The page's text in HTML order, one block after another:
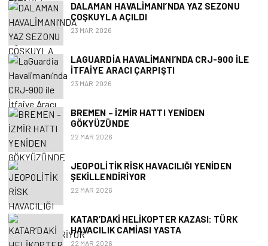
DALAMAN HAVALIMANI’NDA YAZ SEZONU
COŞKUYLA AÇILDI
23 MAR 2026
LAGUARDIA HAVALIMANI’NDA CRJ-900 ILE
İTFAIYE ARACI ÇARPIŞTI
23 MAR 2026
BREMEN – İZMIR HATTI YENIDEN
GÖKYÜZÜNDE
22 MAR 2026
JEOPOLITIK RISK HAVACILIĞI YENIDEN
ŞEKILLENDIRIYOR
22 MAR 2026
KATAR’DAKI HELIKOPTER KAZASI: TÜRK
HAVACILIK CAMIASI YASTA
22 MAR 2026